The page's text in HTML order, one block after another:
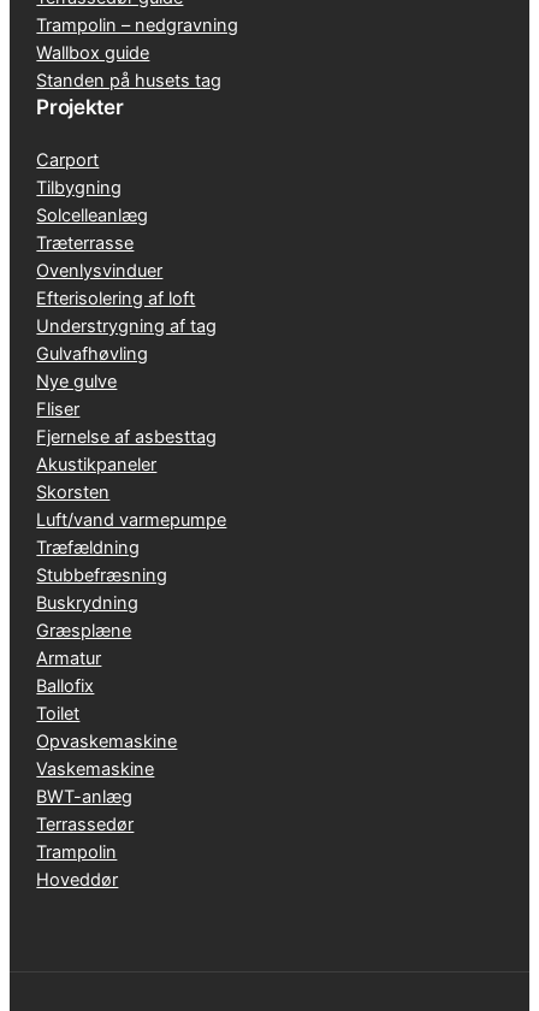
Trampolin – nedgravning
Wallbox guide
Standen på husets tag
Projekter
Carport
Tilbygning
Solcelleanlæg
Træterrasse
Ovenlysvinduer
Efterisolering af loft
Understrygning af tag
Gulvafhøvling
Nye gulve
Fliser
Fjernelse af asbesttag
Akustikpaneler
Skorsten
Luft/vand varmepumpe
Træfældning
Stubbefræsning
Buskrydning
Græsplæne
Armatur
Ballofix
Toilet
Opvaskemaskine
Vaskemaskine
BWT-anlæg
Terrassedør
Trampolin
Hoveddør